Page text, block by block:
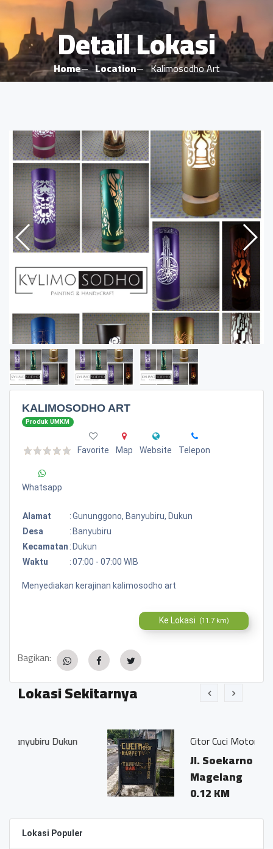
Detail Lokasi
Home Location Kalimosodho Art
KALIMOSODHO ART
Produk UMKM
Favorite Map Website Telepon
Whatsapp
Alamat :Gununggono, Banyubiru, Dukun
Desa
: Banyubiru
Kecamatan : Dukun
Waktu
:07:00 - 07:00 WIB
Menyediakan kerajinan kalimosodho art
Ke Lokasi (11.7 km)
Bagikan:
Lokasi Sekitarnya
Citor Cuci Motor
Jl. Soekarno Hatta
Magelang
0.12 KM
Lokasi Populer